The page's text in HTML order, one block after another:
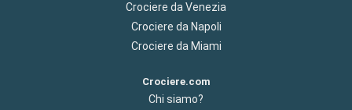
Crociere da Venezia
Crociere da Napoli
Crociere da Miami
Crociere.com
Chi siamo?